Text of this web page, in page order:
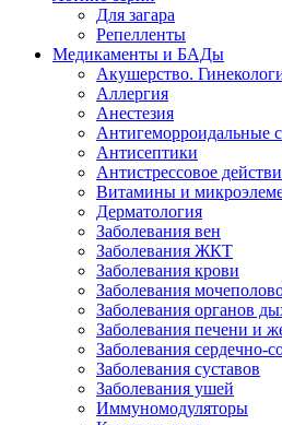
Для загара
Репелленты
Медикаменты и БАДы
Акушерство.
Аллергия
Анестезия
Антигеморроидальные
Антисептики
Антистрессовое
Витамины и
Дерматология
Заболевания вен
Заболевания ЖКТ
Заболевания крови
Заболевания
Заболевания органов
Заболевания печени и
Заболевания сердечно-
Заболевания суставов
Заболевания ушей
Иммуномодуляторы